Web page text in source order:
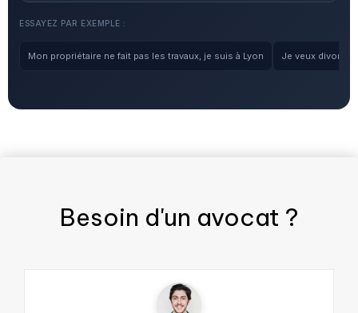
ESSAYEZ PAR EXEMPLE :
Mon propriétaire ne fait pas les travaux, je suis à Lyon Je veux
Besoin d'un avocat ?